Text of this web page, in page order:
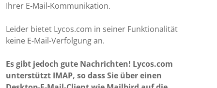
Ihrer E-Mail-Kommunikation.
Leider bietet Lycos.com in seiner Funktionalität
keine E-Mail-Verfolgung an.
Es gibt jedoch gute Nachrichten! Lycos.com
unterstützt IMAP, so dass Sie über einen